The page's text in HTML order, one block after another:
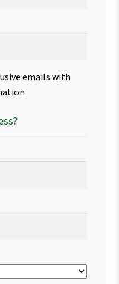
emails with